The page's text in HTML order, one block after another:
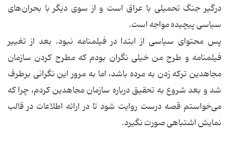
درگیر جنگ تحمیلی با عراق است و از سوی دیگر با بحران‌های
سیاسی پیچیده مواجه است.
پس محتوای سیاسی از ابتدا در فیلمنامه نبود. بعد از تغییر
فیلمنامه و طرح من خیلی نگران بودم که مطرح کردن سازمان
مجاهدین ترکه زدن به مرده باشد، اما به مرور این نگرانی برطرف
شد و بعد شروع به تحقیق درباره سازمان مجاهدین کردم، چرا که
می‌خواستم قصه درست روایت شود تا در ارائه اطلاعات در قالب
نمایش اشتباهی صورت نگیرد.